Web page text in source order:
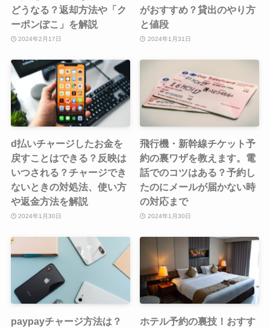
どうなる？返却方法や「ク
ーポンぽこ」を解説
2024年2月17日
がおすすめ？貸出のやり方
と値段
2024年1月31日
d払いチャージしたお金を
戻すことはできる？反映は
いつされる？チャージでき
ないときの対処法、使い方
や返金方法を解説
2024年1月30日
飛行機・新幹線チケット予
約の裏ワザを教えます。電
話でのコツはある？予約し
たのにメールが届かない時
の対応まで
2024年1月30日
paypayチャージ方法は？
ホテル予約の裏技！おすす